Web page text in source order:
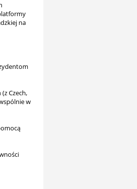
na
Czech,
w